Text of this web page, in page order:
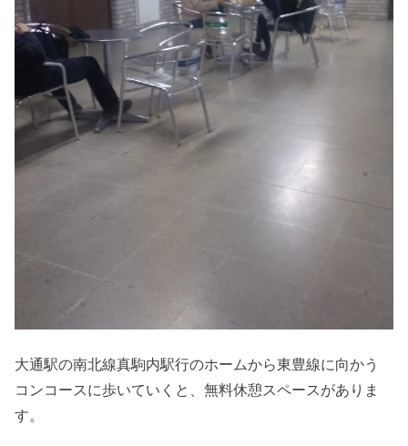
大通駅の南北線真駒内駅行のホームから東豊線に向かう
コンコースに歩いていくと、無料休憩スペースがありま
す。